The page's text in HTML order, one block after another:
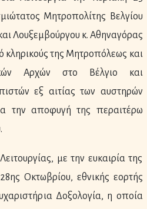
Μητροπολίτης Βελγίου
Λουξεμβούργου κ. Αθηναγόρας
της Μητροπόλεως και
Αρχών στο Βέλγιο και
εξ αιτίας των αυστηρών
την αποφυγή της περαιτέρω
με την ευκαιρία της
Οκτωβρίου, εθνικής εορτής
Δοξολογία, η οποία